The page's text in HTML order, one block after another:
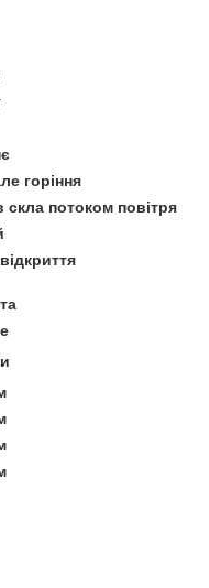
горіння
скла потоком повітря